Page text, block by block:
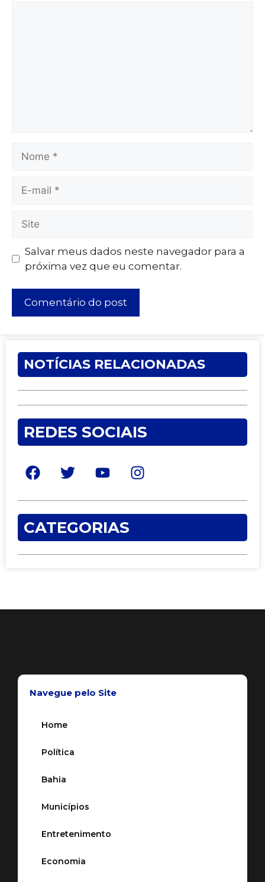
Salvar meus dados neste navegador para a
próxima vez que eu comentar.
NOTÍCIAS RELACIONADAS
REDES SOCIAIS
CATEGORIAS
Navegue pelo Site
Home
Política
Bahia
Municípios
Entretenimento
Economia